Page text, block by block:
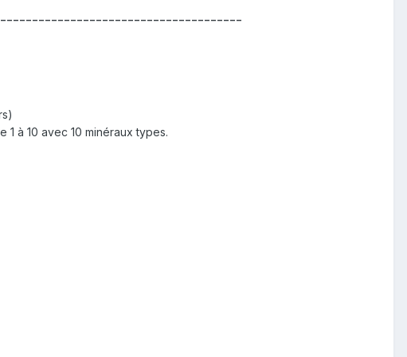
à 10 avec 10 minéraux types.